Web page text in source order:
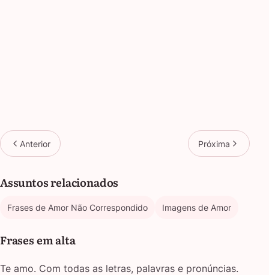
Anterior Próxima
Assuntos relacionados
Frases de Amor Não Correspondido Imagens de Amor
Frases em alta
Te amo. Com todas as letras, palavras e pronúncias.